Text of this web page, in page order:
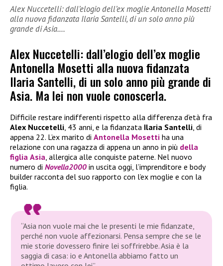
Alex Nuccetelli: dall’elogio dell’ex moglie Antonella Mosetti
alla nuova fidanzata Ilaria Santelli, di un solo anno più
grande di Asia.…
Alex Nuccetelli: dall’elogio dell’ex moglie
Antonella Mosetti alla nuova fidanzata
Ilaria Santelli, di un solo anno più grande di
Asia. Ma lei non vuole conoscerla.
Difficile restare indifferenti rispetto alla differenza d’età fra
Alex Nuccetelli, 43 anni, e la fidanzata Ilaria Santelli, di
appena 22. L’ex marito di Antonella Mosetti ha una
relazione con una ragazza di appena un anno in più della
figlia Asia, allergica alle conquiste paterne. Nel nuovo
numero di Novella2000 in uscita oggi, l’imprenditore e body
builder racconta del suo rapporto con l’ex moglie e con la
figlia.
“Asia non vuole mai che le presenti le mie fidanzate,
perché non vuole affezionarsi. Pensa sempre che se le
mie storie dovessero finire lei soffrirebbe. Asia è la
saggia di casa: io e Antonella abbiamo fatto un